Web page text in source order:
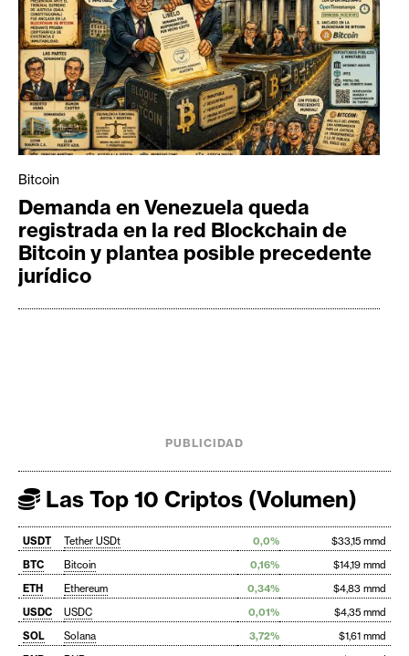
Bitcoin
Demanda en Venezuela queda
registrada en la red Blockchain de
Bitcoin y plantea posible precedente
jurídico
PUBLICIDAD
Las Top 10 Criptos (Volumen)
USDT Tether USDt 0,0%
$33,15 mmd
BTC
Bitcoin 0,16%
$14,19 mmd
ETH
Ethereum 0,34%
$4,83 mmd
USDC
USDC 0,01%
$4,35 mmd
SOL
Solana 3,72%
$1,61 mmd